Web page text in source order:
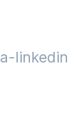
linkedin